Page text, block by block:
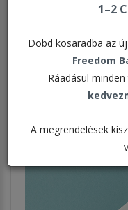
1–2
Dobd kosaradba az új
Freedom
Ráadásul
A megrendelések
Rendezés:
Megjelenítve: